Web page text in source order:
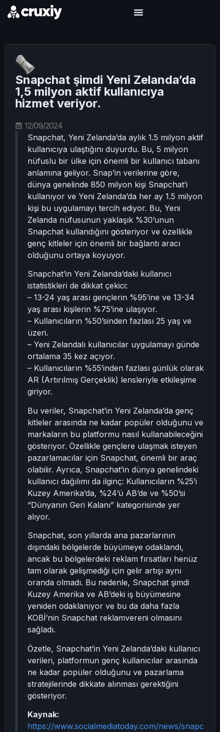
Snapchat şimdi Yeni Zelanda’da
1,5 milyon aktif kullanıcıya
hizmet veriyor.
12/09/2024
Snapchat, Yeni Zelanda’da aylık 1.5 milyon aktif
kullanıcıya ulaştığını duyurdu. Bu, 5 milyon
nüfuslu bir ülke için önemli bir kullanıcı tabanı
anlamına geliyor. Snap’in verilerine göre,
dünya genelinde 850 milyon kişi Snapchat’i
kullanıyor ve Yeni Zelanda’da her ay 1.5 milyon
kişi bu uygulamayı tercih ediyor. Bu, Yeni
Zelanda nüfusunun yaklaşık %30’unun
Snapchat kullandığını gösteriyor ve özellikle
genç kitleler için önemli bir bağlantı aracı
olduğunu ortaya koyuyor.
Snapchat’in Yeni Zelanda’daki kullanıcı
istatistikleri de dikkat çekici:
– 13-24 yaş arası gençlerin %95’ine ve 13-34
yaş arası kişilerin %75’ine ulaşıyor.
– Kullanıcıların %50’sinden fazlası 25 yaş ve
üzeri.
– Yeni Zelandalı kullanıcılar uygulamayı günde
ortalama 35 kez açıyor.
– Kullanıcıların %55’inden fazlası günlük olarak
AR (Artırılmış Gerçeklik) lensleriyle etkileşime
giriyor.
Bu veriler, Snapchat’in Yeni Zelanda’da genç
kitleler arasında ne kadar popüler olduğunu ve
markaların bu platformu nasıl kullanabileceğini
gösteriyor. Özellikle gençlere ulaşmak isteyen
pazarlamacılar için Snapchat, önemli bir araç
olabilir. Ayrıca, Snapchat’in dünya genelindeki
kullanıcı dağılımı da ilginç: Kullanıcıların %25’i
Kuzey Amerika’da, %24’ü AB’de ve %50’si
“Dünyanın Geri Kalanı” kategorisinde yer
alıyor.
Snapchat, son yıllarda ana pazarlarının
dışındaki bölgelerde büyümeye odaklandı,
ancak bu bölgelerdeki reklam fırsatları henüz
tam olarak gelişmediği için gelir artışı aynı
oranda olmadı. Bu nedenle, Snapchat şimdi
Kuzey Amerika ve AB’deki iş büyümesine
yeniden odaklanıyor ve bu da daha fazla
KOBİ’nin Snapchat reklamvereni olmasını
sağladı.
Özetle, Snapchat’in Yeni Zelanda’daki kullanıcı
verileri, platformun genç kullanıcılar arasında
ne kadar popüler olduğunu ve pazarlama
stratejilerinde dikkate alınması gerektiğini
gösteriyor.
Kaynak:
https://www.socialmediatoday.com/news/snapc